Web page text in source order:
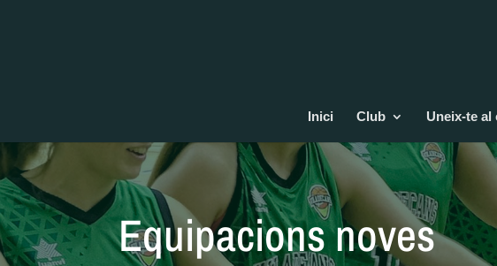
Inici Club Uneix-te al
Equipacions noves